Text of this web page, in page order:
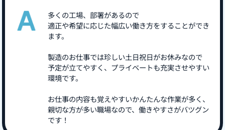
多くの工場、部署があるので
適正や希望に応じた幅広い働き方をすることができ
ます。
製造のお仕事では珍しい土日祝日がお休みなので
予定が立てやすく、プライベートも充実させやすい
環境です。
お仕事の内容も覚えやすいかんたんな作業が多く、
親切な方が多い職場なので、働きやすさがバツグン
です！